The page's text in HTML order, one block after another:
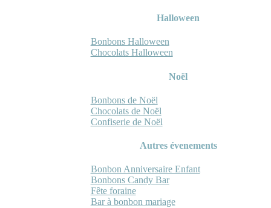
Halloween
Bonbons Halloween
Chocolats Halloween
Noël
Bonbons de Noël
Chocolats de Noël
Confiserie de Noël
Autres évenements
Bonbon Anniversaire Enfant
Bonbons Candy Bar
Fête foraine
Bar à bonbon mariage